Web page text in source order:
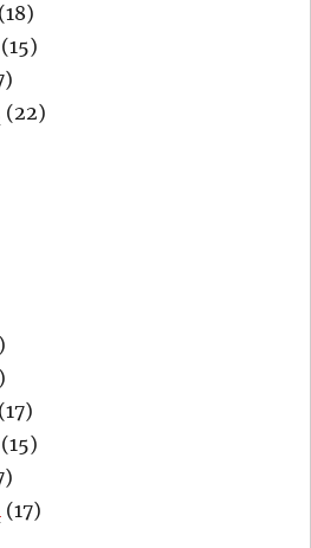
(18)
(15)
(22)
(17)
(15)
(17)